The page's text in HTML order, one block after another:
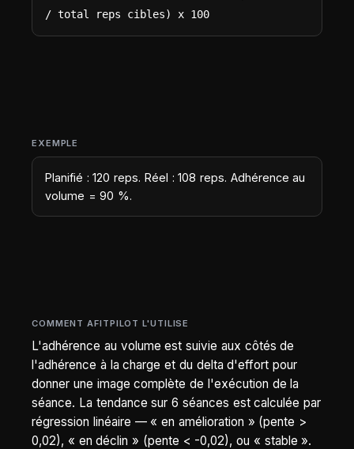
/ total reps cibles) x 100
EXEMPLE
Planifié : 120 reps. Réel : 108 reps. Adhérence au
volume = 90 %.
COMMENT AFITPILOT L'UTILISE
L'adhérence au volume est suivie aux côtés de
l'adhérence à la charge et du delta d'effort pour
donner une image complète de l'exécution de la
séance. La tendance sur 6 séances est calculée par
régression linéaire — « en amélioration » (pente >
0,02), « en déclin » (pente < -0,02), ou « stable ».